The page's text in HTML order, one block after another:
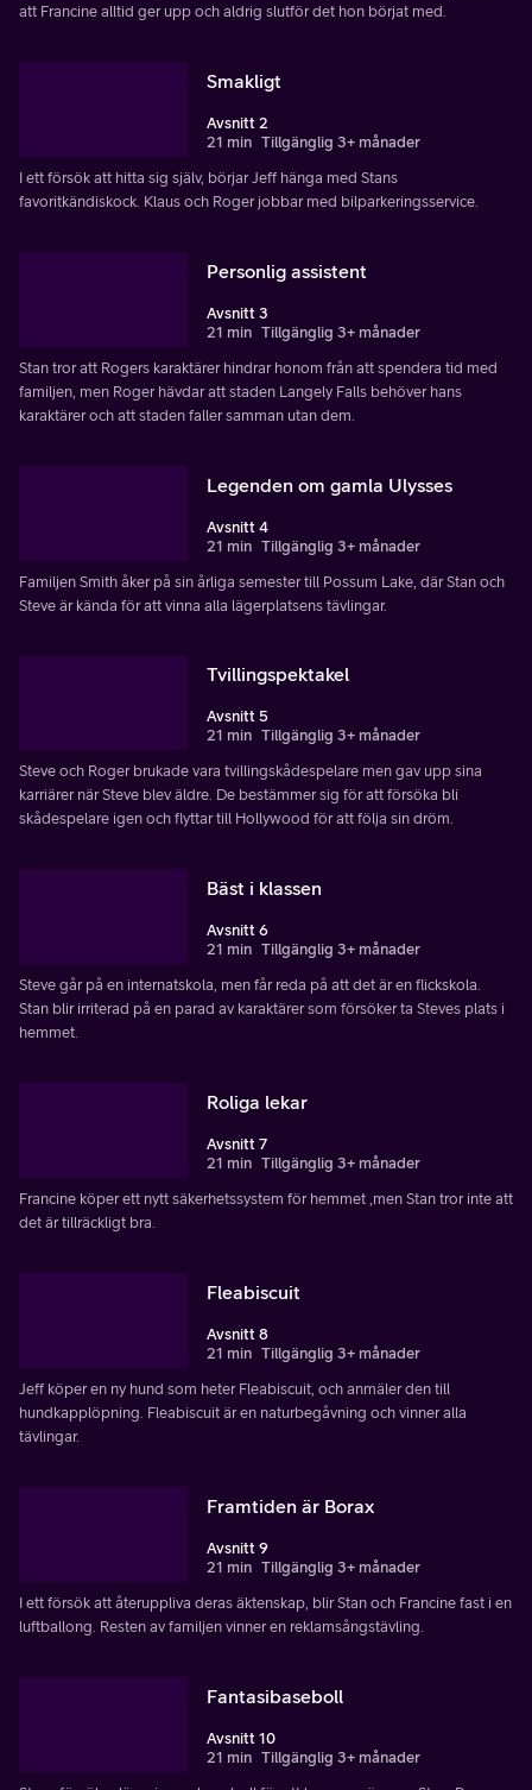
att Francine alltid ger upp och aldrig slutför det hon börjat med.
Smakligt
Avsnitt 2
21 min Tillgänglig 3+ månader
I ett försök att hitta sig själv, börjar Jeff hänga med Stans
favoritkändiskock. Klaus och Roger jobbar med bilparkeringsservice.
Personlig assistent
Avsnitt 3
21 min Tillgänglig 3+ månader
Stan tror att Rogers karaktärer hindrar honom från att spendera tid med
familjen, men Roger hävdar att staden Langely Falls behöver hans
karaktärer och att staden faller samman utan dem.
Legenden om gamla Ulysses
Avsnitt 4
21 min Tillgänglig 3+ månader
Familjen Smith åker på sin årliga semester till Possum Lake, där Stan och
Steve är kända för att vinna alla lägerplatsens tävlingar.
Tvillingspektakel
Avsnitt 5
21 min Tillgänglig 3+ månader
Steve och Roger brukade vara tvillingskådespelare men gav upp sina
karriärer när Steve blev äldre. De bestämmer sig för att försöka bli
skådespelare igen och flyttar till Hollywood för att följa sin dröm.
Bäst i klassen
Avsnitt 6
21 min Tillgänglig 3+ månader
Steve går på en internatskola, men får reda på att det är en flickskola.
Stan blir irriterad på en parad av karaktärer som försöker ta Steves plats i
hemmet.
Roliga lekar
Avsnitt 7
21 min Tillgänglig 3+ månader
Francine köper ett nytt säkerhetssystem för hemmet ,men Stan tror inte att
det är tillräckligt bra.
Fleabiscuit
Avsnitt 8
21 min Tillgänglig 3+ månader
Jeff köper en ny hund som heter Fleabiscuit, och anmäler den till
hundkapplöpning. Fleabiscuit är en naturbegåvning och vinner alla
tävlingar.
Framtiden är Borax
Avsnitt 9
21 min Tillgänglig 3+ månader
I ett försök att återuppliva deras äktenskap, blir Stan och Francine fast i en
luftballong. Resten av familjen vinner en reklamsångstävling.
Fantasibaseboll
Avsnitt 10
21 min Tillgänglig 3+ månader